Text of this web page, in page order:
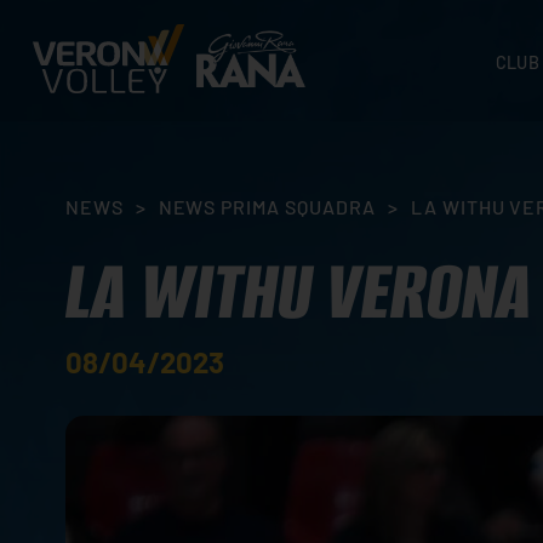
CLUB
NEWS > NEWS PRIMA SQUADRA > LA WITHU
LA WITHU
08/04/2023